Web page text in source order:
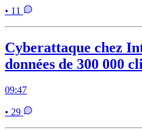
• 11
Cyberattaque chez
données de 300 000
09:47
• 29